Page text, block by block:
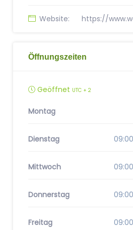
Website: https://
Öffnungszeiten
Geöffnet UTC + 2
Montag
Dienstag
Mittwoch
Donnerstag
Freitag